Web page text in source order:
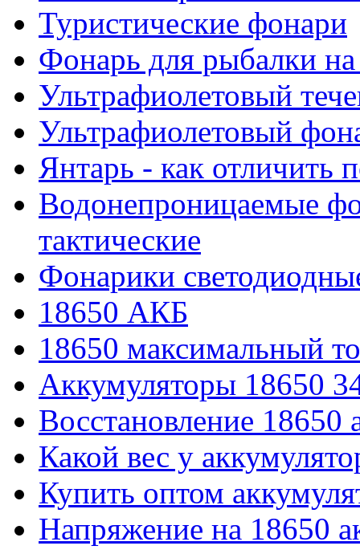
Туристические фонари
Фонарь для рыбалки на
Ультрафиолетовый
Ультрафиолетовый
Янтарь - как отличить
Водонепроницаемые
тактические
Фонарики
18650 АКБ
18650 максимальный
Аккумуляторы 18650
Восстановление 18650
Какой вес у
Купить оптом
Напряжение на 18650